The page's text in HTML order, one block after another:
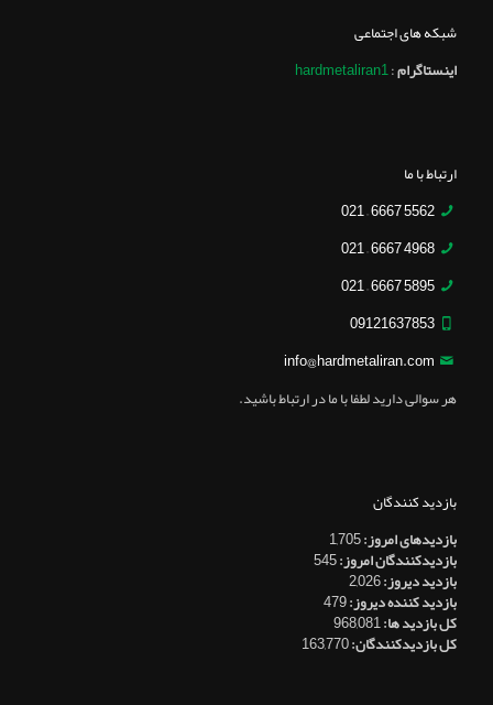
شبکه های اجتماعی
اینستاگرام:
hardmetaliran1
ارتباط با ما
5562 6667 – 021
4968 6667 – 021
5895 6667 – 021
09121637853
info@hardmetaliran.com
هر سوالی دارید لطفا با ما در ارتباط باشید.
بازدید کنندگان
بازدیدهای امروز:1,705
بازدیدکنندگان امروز:545
بازدید دیروز:2,026
بازدید کننده دیروز:479
کل بازدید ها:968,081
کل بازدیدکنند‌گان:163,770